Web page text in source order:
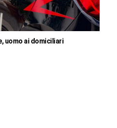
uomo ai domiciliari